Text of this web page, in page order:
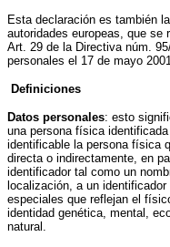
Esta declaración es también
autoridades europeas, que se
Art. 29 de la Directiva núm.
personales el 17 de mayo
Definiciones
Datos personales: esto
una persona física
identificable la persona física
directa o indirectamente, en
identificador tal como un
localización, a un
especiales que reflejan el
identidad genética, mental,
natural.